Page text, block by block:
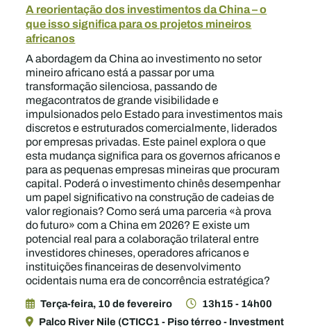
A reorientação dos investimentos da China – o
que isso significa para os projetos mineiros
africanos
A abordagem da China ao investimento no setor
mineiro africano está a passar por uma
transformação silenciosa, passando de
megacontratos de grande visibilidade e
impulsionados pelo Estado para investimentos mais
discretos e estruturados comercialmente, liderados
por empresas privadas. Este painel explora o que
esta mudança significa para os governos africanos e
para as pequenas empresas mineiras que procuram
capital. Poderá o investimento chinês desempenhar
um papel significativo na construção de cadeias de
valor regionais? Como será uma parceria «à prova
do futuro» com a China em 2026? E existe um
potencial real para a colaboração trilateral entre
investidores chineses, operadores africanos e
instituições financeiras de desenvolvimento
ocidentais numa era de concorrência estratégica?
Terça-feira, 10 de fevereiro
13h15 - 14h00
Palco River Nile (CTICC1 - Piso térreo - Investment